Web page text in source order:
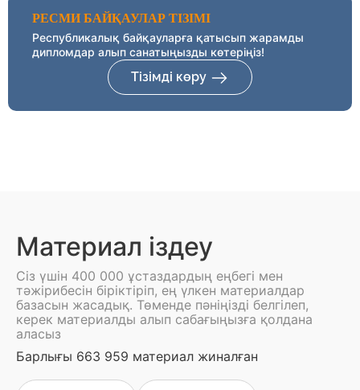
РЕСМИ БАЙҚАУЛАР ТІЗІМІ
Республикалық байқауларға қатысып жарамды
дипломдар алып санатыңызды көтеріңіз!
Тізімді көру
Материал іздеу
Сіз үшін 400 000 ұстаздардың еңбегі мен
тәжірибесін біріктіріп, ең үлкен материалдар
базасын жасадық. Төменде пәніңізді белгілеп,
керек материалды алып сабағыңызға қолдана
аласыз
Барлығы 663 959 материал жиналған